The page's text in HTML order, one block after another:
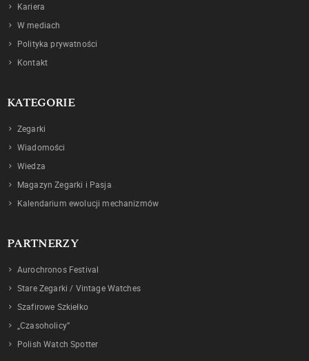
Kariera
W mediach
Polityka prywatności
Kontakt
KATEGORIE
Zegarki
Wiadomości
Wiedza
Magazyn Zegarki i Pasja
Kalendarium ewolucji mechanizmów
PARTNERZY
Aurochronos Festival
Stare Zegarki / Vintage Watches
Szafirowe Szkiełko
„Czasoholicy”
Polish Watch Spotter